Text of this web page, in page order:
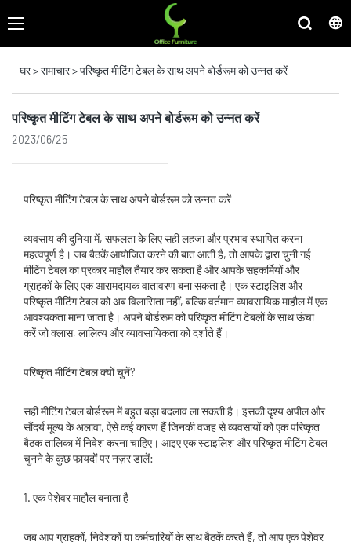
घर>समाचार>परिष्कृत मीटिंग टेबल के साथ अपने बोर्डरूम को उन्नत करें
परिष्कृत मीटिंग टेबल के साथ अपने बोर्डरूम को उन्नत करें
2023/06/25
परिष्कृत मीटिंग टेबल के साथ अपने बोर्डरूम को उन्नत करें
व्यवसाय की दुनिया में, सफलता के लिए सही लहजा और प्रभाव स्थापित करना
महत्वपूर्ण है। जब बैठकें आयोजित करने की बात आती है, तो आपके द्वारा चुनी गई
मीटिंग टेबल का प्रकार माहौल तैयार कर सकता है और आपके सहकर्मियों और
ग्राहकों के लिए एक आरामदायक वातावरण बना सकता है। एक स्टाइलिश और
परिष्कृत मीटिंग टेबल को अब विलासिता नहीं, बल्कि वर्तमान व्यावसायिक माहौल में एक
आवश्यकता माना जाता है। अपने बोर्डरूम को परिष्कृत मीटिंग टेबलों के साथ ऊंचा
करें जो क्लास, लालित्य और व्यावसायिकता को दर्शाते हैं।
परिष्कृत मीटिंग टेबल क्यों चुनें?
सही मीटिंग टेबल बोर्डरूम में बहुत बड़ा बदलाव ला सकती है। इसकी दृश्य अपील और
सौंदर्य मूल्य के अलावा, ऐसे कई कारण हैं जिनकी वजह से व्यवसायों को एक परिष्कृत
बैठक तालिका में निवेश करना चाहिए। आइए एक स्टाइलिश और परिष्कृत मीटिंग टेबल
चुनने के कुछ फायदों पर नज़र डालें:
1. एक पेशेवर माहौल बनाता है
जब आप ग्राहकों, निवेशकों या कर्मचारियों के साथ बैठकें करते हैं, तो आप एक पेशेवर